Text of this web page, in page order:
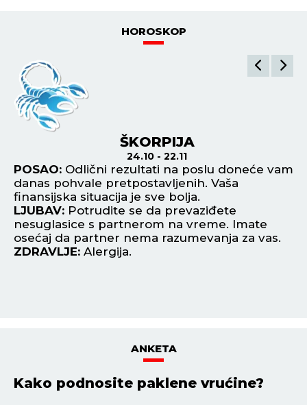
HOROSKOP
ŠKORPIJA
24.10 - 22.11
POSAO: Odlični rezultati na poslu doneće vam
danas pohvale pretpostavljenih. Vaša
finansijska situacija je sve bolja.
LJUBAV: Potrudite se da prevaziđete
nesuglasice s partnerom na vreme. Imate
osećaj da partner nema razumevanja za vas.
ZDRAVLJE: Alergija.
ANKETA
Kako podnosite paklene vrućine?